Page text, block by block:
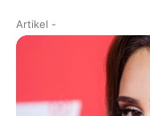
Artikel -